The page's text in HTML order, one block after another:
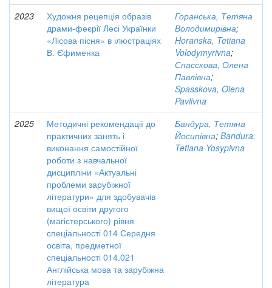
2023
Художня рецепція образів
драми-феєрії Лесі Українки
«Лісова пісня» в ілюстраціях
В. Єфименка
Горанська, Тетяна
Володимирівна;
Horanska, Tetiana
Volodymyrivna;
Спасскова, Олена
Павлівна;
Spasskova, Olena
Pavlivna
2025
Методичні рекомендації до
практичних занять і
виконання самостійної
роботи з навчальної
дисципліни «Актуальні
проблеми зарубіжної
літератури» для здобувачів
вищої освіти другого
(магістерського) рівня
спеціальності 014 Середня
освіта, предметної
спеціальності 014.021
Англійська мова та зарубіжна
література
Бандура, Тетяна
Йосипівна; Bandura,
Tetiana Yosypivna